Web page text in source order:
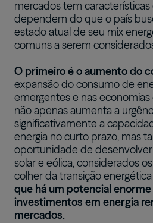
mercados tem
dependem do que o país
estado atual de seu mix
comuns a serem
O primeiro é o aumento do
expansão do consumo de
emergentes e nas
não apenas aumenta a
significativamente a
energia no curto prazo, mas
oportunidade de
solar e eólica, considerados
colher da transição
que há um potencial
investimentos em energia
mercados.